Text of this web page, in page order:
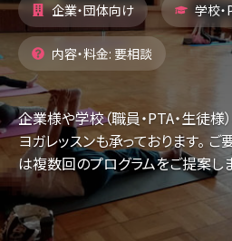
企業・団体向け 学校
内容・料金: 要相談
企業様や学校（職員・PTA・生徒
ヨガレッスンも承っております。
は複数回のプログラムをご提案し